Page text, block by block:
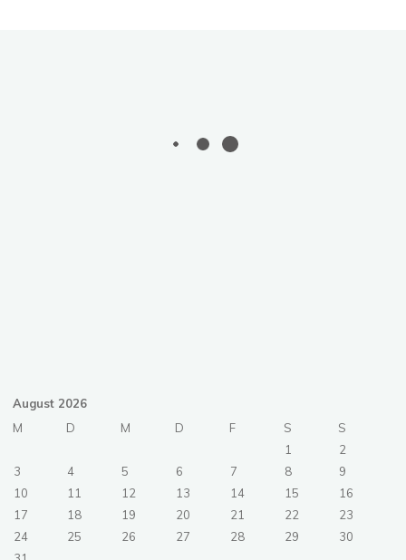
August 2026
M
D M D F S
S
1
2
3
4 5 6 7 8
9
10
11 12 13 14 15
16
17
18 19 20 21 22
23
24
25 26 27 28 29
30